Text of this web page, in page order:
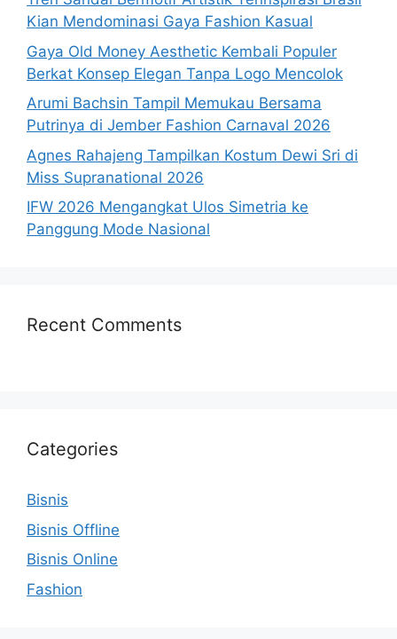
Kian Mendominasi Gaya Fashion Kasual
Gaya Old Money Aesthetic Kembali Populer
Berkat Konsep Elegan Tanpa Logo Mencolok
Arumi Bachsin Tampil Memukau Bersama
Putrinya di Jember Fashion Carnaval 2026
Agnes Rahajeng Tampilkan Kostum Dewi Sri di
Miss Supranational 2026
IFW 2026 Mengangkat Ulos Simetria ke
Panggung Mode Nasional
Recent Comments
Categories
Bisnis
Bisnis Offline
Bisnis Online
Fashion